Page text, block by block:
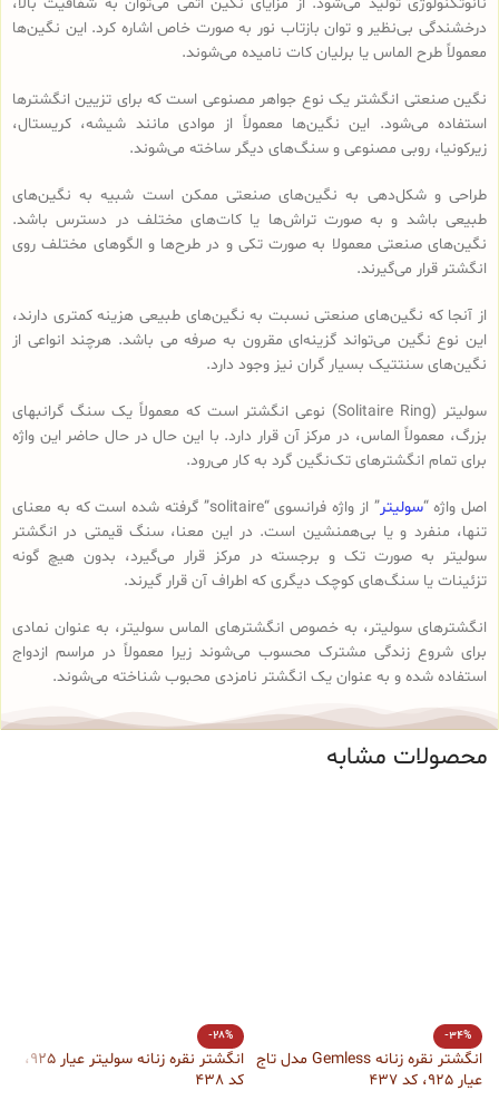
درخشندگی بی‌نظیر و توان بازتاب نور به صورت خاص اشاره کرد. این نگین‌ها
معمولاً طرح الماس یا برلیان کات نامیده می‌شوند.
نگین صنعتی انگشتر یک نوع جواهر مصنوعی است که برای تزیین انگشترها
استفاده می‌شود. این نگین‌ها معمولاً از موادی مانند شیشه، کریستال،
زیرکونیا، روبی مصنوعی و سنگ‌های دیگر ساخته می‌شوند.
طراحی و شکل‌دهی به نگین‌های صنعتی ممکن است شبیه به نگین‌های
طبیعی باشد و به صورت تراش‌ها یا کات‌های مختلف در دسترس باشد.
نگین‌های صنعتی معمولا به صورت تکی و در طرح‌ها و الگوهای مختلف روی
انگشتر قرار می‌گیرند.
از آنجا که نگین‌های صنعتی نسبت به نگین‌های طبیعی هزینه کمتری دارند،
این نوع نگین می‌تواند گزینه‌ای مقرون به صرفه می باشد. هرچند انواعی از
نگین‌های سنتتیک بسیار گران نیز وجود دارد.
سولیتر (Solitaire Ring) نوعی انگشتر است که معمولاً یک سنگ گرانبهای
بزرگ، معمولاً الماس، در مرکز آن قرار دارد. با این حال در حال حاضر این واژه
برای تمام انگشترهای تک‌نگین گرد به کار می‌رود.
اصل واژه “سولیتر
” از واژه فرانسوی “solitaire” گرفته شده است که به معنای
تنها، منفرد و یا بی‌همنشین است. در این معنا، سنگ قیمتی در انگشتر
سولیتر به صورت تک و برجسته در مرکز قرار می‌گیرد، بدون هیچ گونه
تزئینات یا سنگ‌های کوچک دیگری که اطراف آن قرار گیرند.
انگشترهای سولیتر، به خصوص انگشترهای الماس سولیتر، به عنوان نمادی
برای شروع زندگی مشترک محسوب می‌شوند زیرا معمولاً در مراسم ازدواج
استفاده شده و به عنوان یک انگشتر نامزدی محبوب شناخته می‌شوند.
محصولات مشابه
-34%
انگشتر نقره زنانه Gemless مدل تاج
عیار 925، کد 437
-28%
انگشتر نقره زنانه سولیتر عیار 925،
کد 438